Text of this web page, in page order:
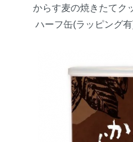
からす麦の焼きたてク
ハーフ缶(ラッピング